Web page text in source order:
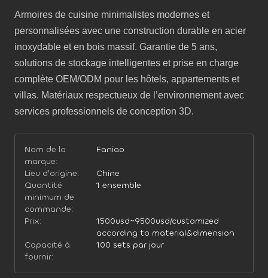
Armoires de cuisine minimalistes modernes et
personnalisées avec une construction durable en acier
inoxydable et en bois massif. Garantie de 5 ans,
solutions de stockage intelligentes et prise en charge
complète OEM/ODM pour les hôtels, appartements et
villas. Matériaux respectueux de l’environnement avec
services professionnels de conception 3D.
Nom de la
marque:
Faniao
Lieu d'origine:
Chine
Quantité
minimum de
commande:
1 ensemble
Prix:
1500usd~9500usd/customized
according to material&dimension
Capacité à
fournir:
100 sets par jour